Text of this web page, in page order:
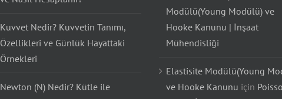
Basınç Nedir? Basınç Nasıl Oluşur
ve Nasıl Hesaplanır?
Kuvvet Nedir? Kuvvetin Tanımı,
Örnekleri
Poisson Oranı için
Elastisite
Modülü(Young Modülü) ve
Hooke Kanunu | İnşaat
Mühendisliği
Elastisite Modülü(Young